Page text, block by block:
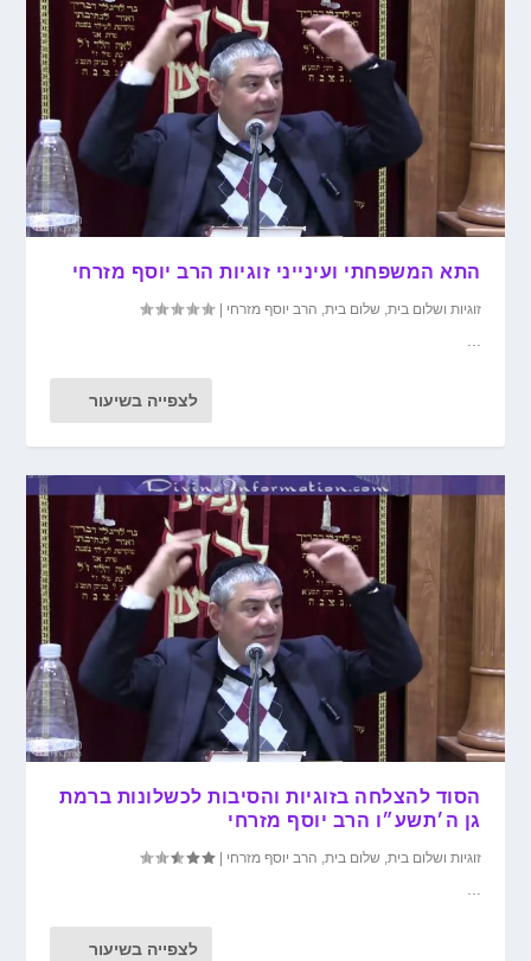
התא המשפחתי ועינייני זוגיות הרב יוסף מזרחי
זוגיות ושלום בית,שלום בית, הרב יוסף מזרחי |
...
לצפייה בשיעור
הסוד להצלחה בזוגיות והסיבות לכשלונות ברמת
גן ה׳תשע״ו הרב יוסף מזרחי
זוגיות ושלום בית,שלום בית, הרב יוסף מזרחי |
לצפייה בשיעור